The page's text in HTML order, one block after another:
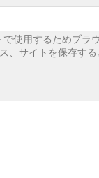
で使用するためブラ
、サイトを保存する